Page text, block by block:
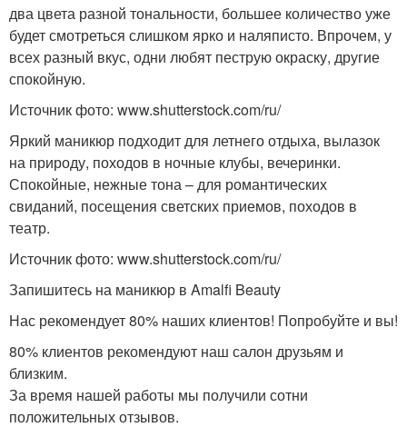
два цвета разной тональности, большее количество уже
будет смотреться слишком ярко и наляписто. Впрочем, у
всех разный вкус, одни любят пеструю окраску, другие
спокойную.
Источник фото: www.shutterstock.com/ru/
Яркий маникюр подходит для летнего отдыха, вылазок
на природу, походов в ночные клубы, вечеринки.
Спокойные, нежные тона – для романтических
свиданий, посещения светских приемов, походов в
театр.
Источник фото: www.shutterstock.com/ru/
Запишитесь на маникюр в Amalfi Beauty
Нас рекомендует 80% наших клиентов! Попробуйте и вы!
80% клиентов рекомендуют наш салон друзьям и
близким.
За время нашей работы мы получили сотни
положительных отзывов.